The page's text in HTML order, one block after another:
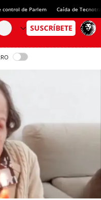
control de Parlem Caída de